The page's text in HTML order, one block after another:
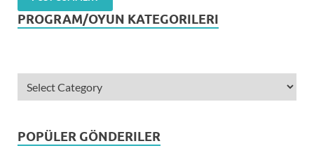
PROGRAM/OYUN KATEGORILERI
POPÜLER GÖNDERILER